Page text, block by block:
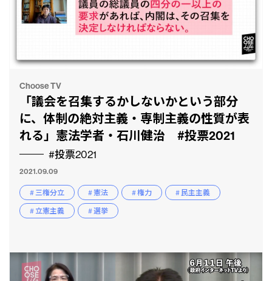
Choose TV
「議会を召集するかしないかという部分
に、体制の絶対主義・専制主義の性質が表
れる」憲法学者・石川健治 #投票2021
#投票2021
2021.09.09
# 三権分立 # 憲法 # 権力
# 民主主義
# 立憲主義
# 選挙